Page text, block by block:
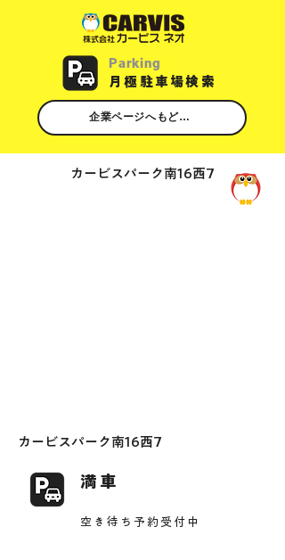
Parking
​月極駐車場検索
企業ページへもどる
カービスパーク南16西7
カービスパーク南16西7
満車
空き待ち予約受付中